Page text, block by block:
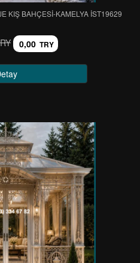
KIŞ BAHÇESİ-KAMELYA IST19629
0,00 TRY